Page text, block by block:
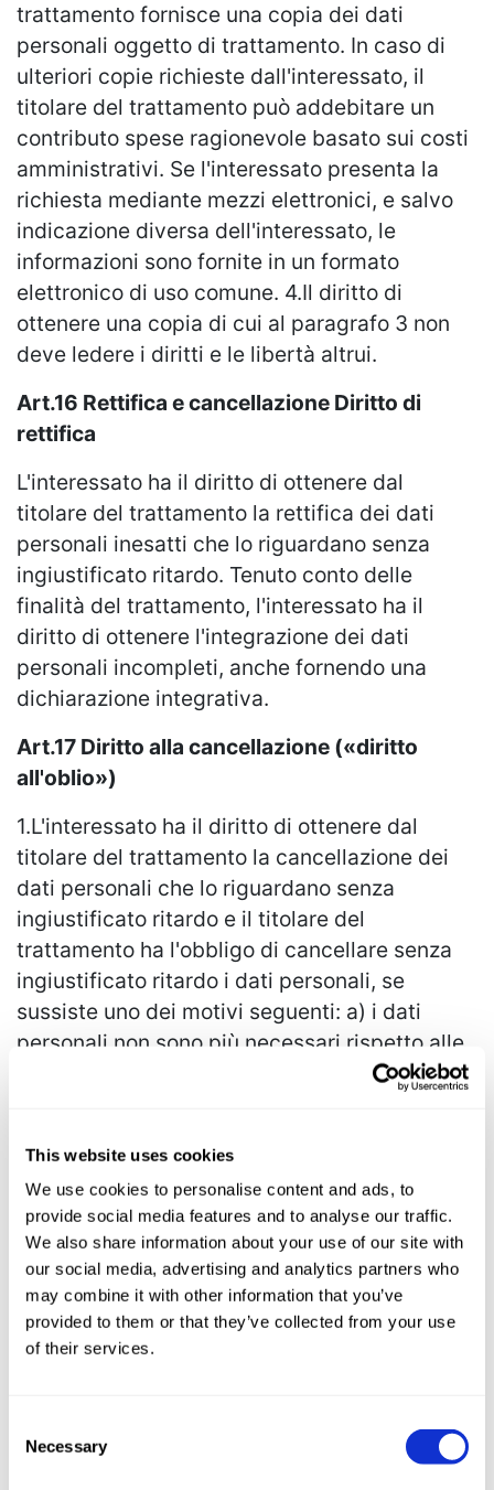
This website uses cookies
We use cookies to personalise content and ads, to
provide social media features and to analyse our traffic.
We also share information about your use of our site with
our social media, advertising and analytics partners who
may combine it with other information that you’ve
provided to them or that they’ve collected from your use
of their services.
Selection
Necessary
trattamento fornisce una copia dei dati
personali oggetto di trattamento. In caso di
ulteriori copie richieste dall'interessato, il
titolare del trattamento può addebitare un
contributo spese ragionevole basato sui costi
amministrativi. Se l'interessato presenta la
richiesta mediante mezzi elettronici, e salvo
indicazione diversa dell'interessato, le
informazioni sono fornite in un formato
elettronico di uso comune. 4.Il diritto di
ottenere una copia di cui al paragrafo 3 non
deve ledere i diritti e le libertà altrui.
Art.16 Rettifica e cancellazione Diritto di
rettifica
L'interessato ha il diritto di ottenere dal
titolare del trattamento la rettifica dei dati
personali inesatti che lo riguardano senza
ingiustificato ritardo. Tenuto conto delle
finalità del trattamento, l'interessato ha il
diritto di ottenere l'integrazione dei dati
personali incompleti, anche fornendo una
dichiarazione integrativa.
Art.17 Diritto alla cancellazione («diritto
all'oblio»)
1.L'interessato ha il diritto di ottenere dal
titolare del trattamento la cancellazione dei
dati personali che lo riguardano senza
ingiustificato ritardo e il titolare del
trattamento ha l'obbligo di cancellare senza
ingiustificato ritardo i dati personali, se
sussiste uno dei motivi seguenti: a) i dati
personali non sono più necessari rispetto alle
finalità per le quali sono stati raccolti o
revoca il consenso su cui si basa il
trattamento conformemente all'articolo 6,
paragrafo 1, lettera a), o all'articolo 9,
paragrafo 2, lettera a), e se non sussiste altro
fondamento giuridico per il trattamento; c)
l'interessato si oppone al trattamento ai sensi
dell'articolo 21, paragrafo 1, e non sussiste
trattamento ai sensi dell'articolo 21, paragrafo